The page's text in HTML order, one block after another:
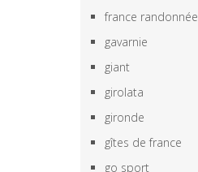
france randonnée
gavarnie
giant
girolata
gironde
gîtes de france
go sport